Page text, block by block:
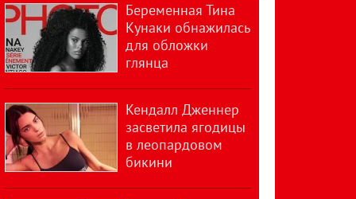
Беременная Тина
Кунаки обнажилась
для обложки
глянца
Кендалл Дженнер
засветила ягодицы
в леопардовом
бикини